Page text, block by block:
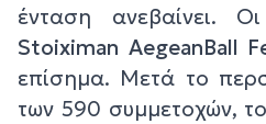
ένταση ανεβαίνει.
Stoiximan AegeanBall
επίσημα. Μετά το
των 590 συμμετοχών,